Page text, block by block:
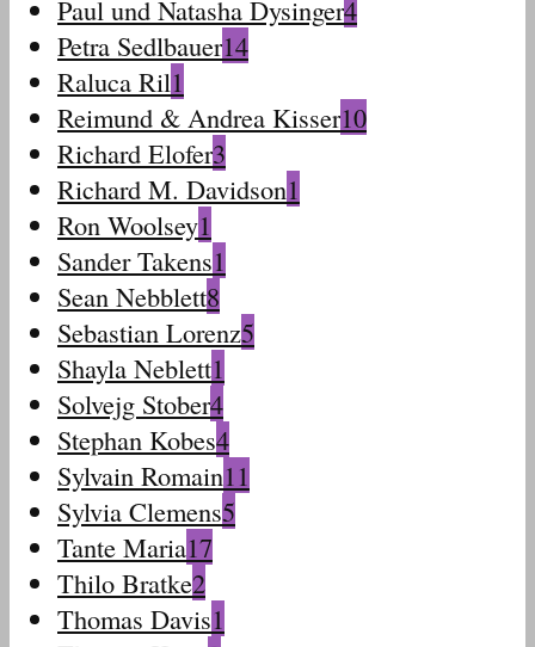
Paul und Natasha Dysinger4
Petra Sedlbauer14
Raluca Ril1
Reimund & Andrea Kisser10
Richard Elofer3
Richard M. Davidson1
Ron Woolsey1
Sander Takens1
Sean Nebblett8
Sebastian Lorenz5
Shayla Neblett1
Solvejg Stober4
Stephan Kobes4
Sylvain Romain11
Sylvia Clemens5
Tante Maria17
Thilo Bratke2
Thomas Davis1